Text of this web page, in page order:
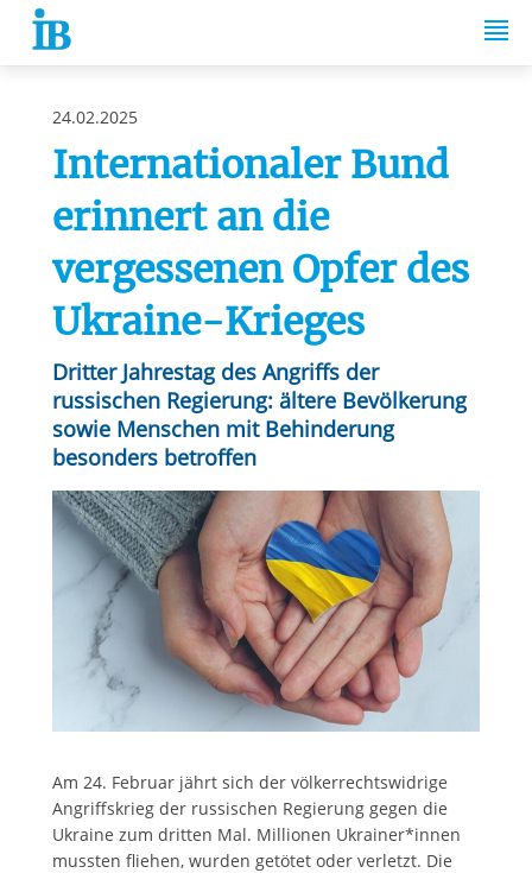
Springe zum Inhalt
24.02.2025
Internationaler Bund
erinnert an die
vergessenen Opfer des
Ukraine-Krieges
Dritter Jahrestag des Angriffs der
russischen Regierung: ältere Bevölkerung
sowie Menschen mit Behinderung
besonders betroffen
Am 24. Februar jährt sich der völkerrechtswidrige
Angriffskrieg der russischen Regierung gegen die
Ukraine zum dritten Mal. Millionen Ukrainer*innen
mussten fliehen, wurden getötet oder verletzt. Die